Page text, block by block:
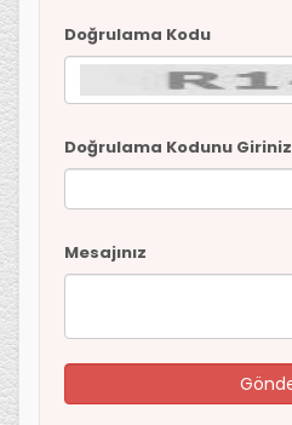
Doğrulama Kodu
Doğrulama Kodunu Giriniz
Mesajınız